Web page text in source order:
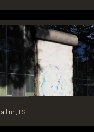
Tallinn, EST